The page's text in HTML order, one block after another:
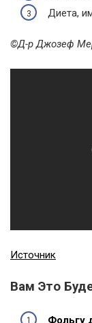
Диета,
©Д-р Джозеф
Источник
Вам Это
Фольгу